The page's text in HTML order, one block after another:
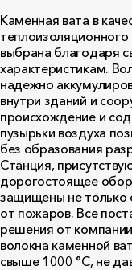
Каменная вата в
выбрана благодаря
характеристикам.
надежно
внутри зданий и
происхождение и
пузырьки воздуха
без образования
Станция,
дорогостоящее
защищены не только
от пожаров. Все
решения от
волокна каменной
свыше 1000 °С, не